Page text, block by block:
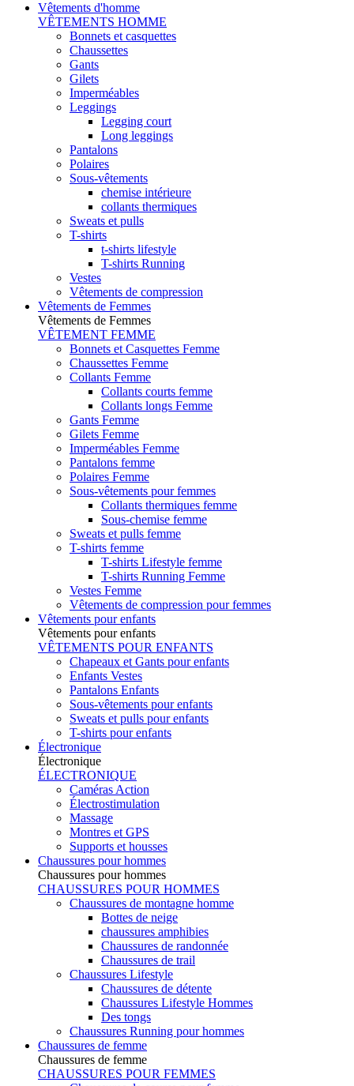
Vêtements d'homme
VÊTEMENTS HOMME
Bonnets et casquettes
Chaussettes
Gants
Gilets
Imperméables
Leggings
Legging court
Long leggings
Pantalons
Polaires
Sous-vêtements
chemise intérieure
collants thermiques
Sweats et pulls
T-shirts
t-shirts lifestyle
T-shirts Running
Vestes
Vêtements de compression
Vêtements de Femmes
Vêtements de Femmes
VÊTEMENT FEMME
Bonnets et Casquettes Femme
Chaussettes Femme
Collants Femme
Collants courts femme
Collants longs Femme
Gants Femme
Gilets Femme
Imperméables Femme
Pantalons femme
Polaires Femme
Sous-vêtements pour femmes
Collants thermiques femme
Sous-chemise femme
Sweats et pulls femme
T-shirts femme
T-shirts Lifestyle femme
T-shirts Running Femme
Vestes Femme
Vêtements de compression pour femmes
Vêtements pour enfants
Vêtements pour enfants
VÊTEMENTS POUR ENFANTS
Chapeaux et Gants pour enfants
Enfants Vestes
Pantalons Enfants
Sous-vêtements pour enfants
Sweats et pulls pour enfants
T-shirts pour enfants
Électronique
Électronique
ÉLECTRONIQUE
Caméras Action
Électrostimulation
Massage
Montres et GPS
Supports et housses
Chaussures pour hommes
Chaussures pour hommes
CHAUSSURES POUR HOMMES
Chaussures de montagne homme
Bottes de neige
chaussures amphibies
Chaussures de randonnée
Chaussures de trail
Chaussures Lifestyle
Chaussures de détente
Chaussures Lifestyle Hommes
Des tongs
Chaussures Running pour hommes
Chaussures de femme
Chaussures de femme
CHAUSSURES POUR FEMMES